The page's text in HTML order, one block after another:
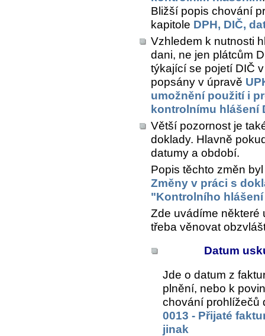
Bližší popis chování
kapitole DPH, DIČ,
Vzhledem k nutnosti
dani, ne jen plátcům
týkající se pojetí DIČ
popsány v úpravě
umožnění použití i
kontrolnímu hlášení
Větší pozornost je
doklady. Hlavně
datumy a období.
Popis těchto změn
Změny v práci s
"Kontrolního hlášení
Zde uvádíme některé
třeba věnovat
Datum
Jde o datum z
plnění, nebo k
chování prohlížečů
0013 - Přijaté
jinak